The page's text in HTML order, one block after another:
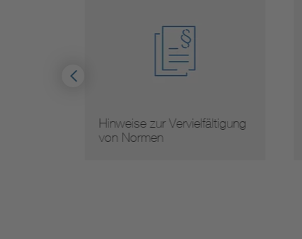
Hinweise zur Vervielfältigung
von Normen